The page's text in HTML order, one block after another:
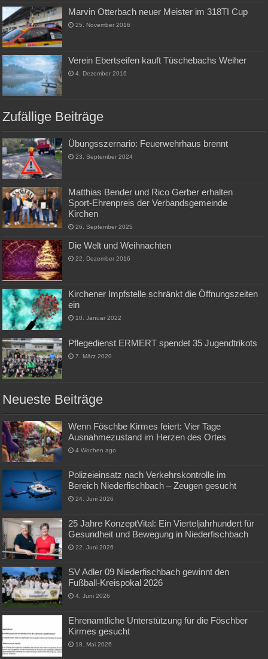
Marvin Otterbach neuer Meister im 318TI Cup
25. November 2016
Verein Ebertseifen kauft Tüschebachs Weiher
4. Dezember 2016
Zufällige Beiträge
Übungsszernario: Feuerwehrhaus brennt
23. September 2024
Matthias Bender und Rico Gerber erhalten
Sport-Ehrenpreis der Verbandsgemeinde
Kirchen
26. September 2025
Die Welt und Weihnachten
22. Dezember 2016
Kirchener Impfstelle schränkt die Öffnungszeiten
ein
10. Januar 2022
Pflegedienst ERMERT spendet 35 Jugendtrikots
7. März 2020
Neueste Beiträge
Wenn Föschbe Kirmes feiert: Vier Tage
Ausnahmezustand im Herzen des Ortes
4 Wochen ago
Polizeieinsatz nach Verkehrskontrolle im
Bereich Niederfischbach – Zeugen gesucht
24. Juni 2026
25 Jahre KonzeptVital: Ein Vierteljahrhundert für
Gesundheit und Bewegung in Niederfischbach
22. Juni 2026
SV Adler 09 Niederfischbach gewinnt den
Fußball-Kreispokal 2026
4. Juni 2026
Ehrenamtliche Unterstützung für die Föschber
Kirmes gesucht
18. Mai 2026